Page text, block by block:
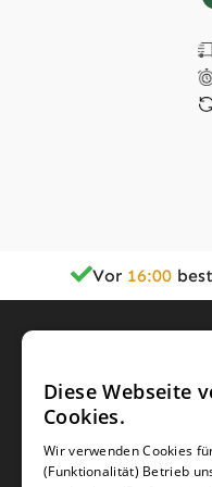
Vor 16:00
Kundendienst
Diese Webseite
Cookies.
Wir verwenden Cookies
(Funktionalität) Betrieb